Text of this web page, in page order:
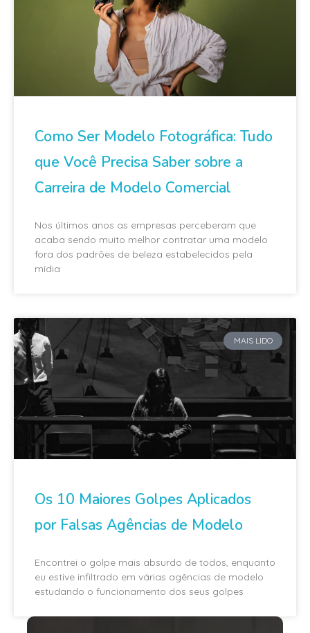
Como Ser Modelo Fotográfica: Tudo
que Você Precisa Saber sobre a
Carreira de Modelo Comercial
Nos últimos anos as empresas perceberam que
acaba sendo muito melhor contratar uma modelo
fora dos padrões de beleza estabelecidos pela
mídia
MAIS LIDO
Os 10 Maiores Golpes Aplicados
por Falsas Agências de Modelo
Encontrei o golpe mais absurdo de todos, enquanto
eu estive infiltrado em várias agências de modelo
estudando o funcionamento dos seus golpes